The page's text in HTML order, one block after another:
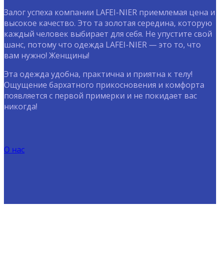
Залог успеха компании LAFEI-NIER приемлемая цена и
высокое качество. Это та золотая середина, которую
каждый человек выбирает для себя. Не упустите свой
шанс, потому что одежда LAFEI-NIER — это то, что
вам нужно! Женщины!
Эта одежда удобна, практична и приятна к телу!
Ощущение бархатного прикосновения и комфорта
появляется с первой примерки и не покидает вас
никогда!
О нас